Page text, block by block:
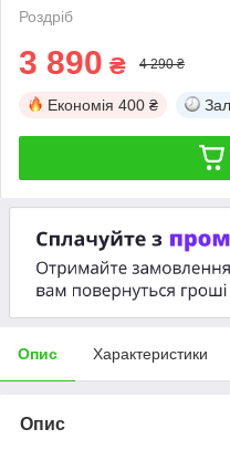
Роздріб
3 890 ₴ 4 290 ₴
Економія 400 ₴
Опис Характеристики
Опис